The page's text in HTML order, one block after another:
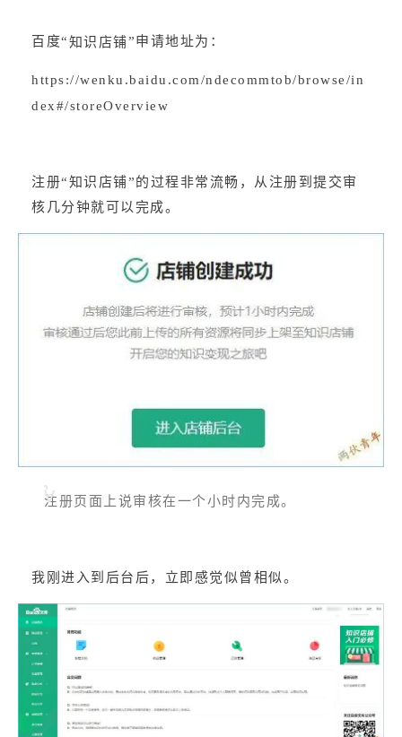
百度“知识店铺”申请地址为：
https://wenku.baidu.com/ndecommtob/browse/in
dex#/storeOverview
注册“知识店铺”的过程非常流畅，从注册到提交审
核几分钟就可以完成。
注册页面上说审核在一个小时内完成。
我刚进入到后台后，立即感觉似曾相似。